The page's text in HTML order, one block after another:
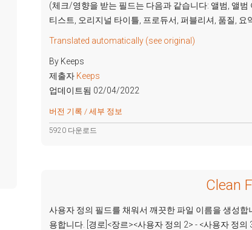
(체크/영향을 받는 필드는 다음과 같습니다: 앨범, 앨
티스트, 오리지널 타이틀, 프로듀서, 퍼블리셔, 품질, 요
Translated automatically (see original)
By Keeps
제출자 Keeps
업데이트됨 02/04/2022
버전 기록 / 세부 정보
5920 다운로드
Clean
사용자 정의 필드를 채워서 깨끗한 파일 이름을 생성
용합니다. [경로]<장르><사용자 정의 2> - <사용자 정의